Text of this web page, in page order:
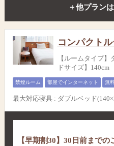
＋他プラン
コンパクトル
【ルームタイプ
ドサイズ】140cm
禁煙ルーム 部屋でインターネット 無
最大対応寝具 : ダブルベッド
【早期割30】30日前まで